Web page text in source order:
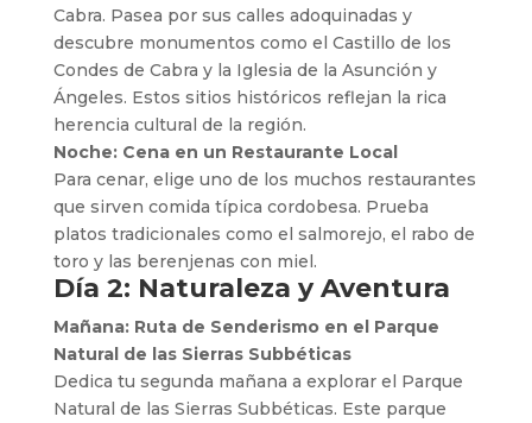
Cabra. Pasea por sus calles adoquinadas y
descubre monumentos como el Castillo de los
Condes de Cabra y la Iglesia de la Asunción y
Ángeles. Estos sitios históricos reflejan la rica
herencia cultural de la región.
Noche: Cena en un Restaurante Local
Para cenar, elige uno de los muchos restaurantes
que sirven comida típica cordobesa. Prueba
platos tradicionales como el salmorejo, el rabo de
toro y las berenjenas con miel.
Día 2: Naturaleza y Aventura
Mañana: Ruta de Senderismo en el Parque
Natural de las Sierras Subbéticas
Dedica tu segunda mañana a explorar el Parque
Natural de las Sierras Subbéticas. Este parque